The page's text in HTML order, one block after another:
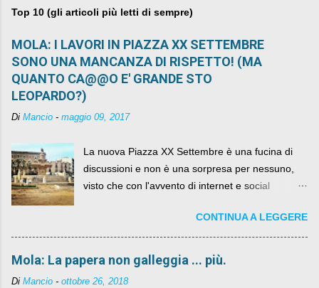
Top 10 (gli articoli più letti di sempre)
MOLA: I LAVORI IN PIAZZA XX SETTEMBRE
SONO UNA MANCANZA DI RISPETTO! (MA
QUANTO CA@@O E' GRANDE STO
LEOPARDO?)
Di Mancio - maggio 09, 2017
La nuova Piazza XX Settembre è una fucina di
discussioni e non è una sorpresa per nessuno,
visto che con l'avvento di internet e social
sua lasciandone anche traccia scritta nel web.
CONTINUA A LEGGERE
Mola: La papera non galleggia ... più.
Di Mancio - ottobre 26, 2018